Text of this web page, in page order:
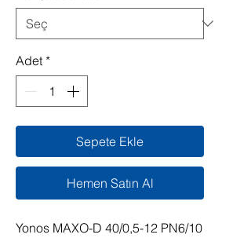
Adet *
Sepete Ekle
Hemen Satın Al
Yonos MAXO-D 40/0,5-12 PN6/10